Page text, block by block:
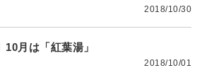
2018/10/30
10月は「紅葉湯」
2018/10/01